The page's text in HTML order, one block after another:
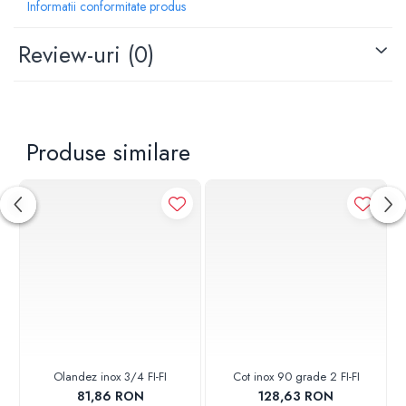
Fluid: apa rece, apa calda
Presiune de explozie: 30 bar
Informatii conformitate produs
Review-uri (0)
Produse similare
Olandez inox 3/4 FI-FI
81,86 RON
Cot inox 90 grade 2 FI-FI
128,63 RON